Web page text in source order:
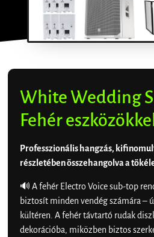
White Wedding
Fehér
Professzionális hangzás,
részletében összehangolva a
🔊 A fehér Electro Voice sub-top
biztosít minden vendég számára –
kültéren. A fehér távtartó rudak
dekorációba, miközben biztos